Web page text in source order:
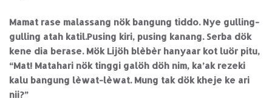
Mamat rase malassang nök bangung tiddo. Nye gulling-
gulling atah katil.Pusing kiri, pusing kanang. Serba dök
kene dia berase. Mök Lijöh blèbèr hanyaar kot luör pitu,
“Mat! Matahari nök tinggi galöh döh nim, ka’ak rezeki
kalu bangung lèwat-lèwat. Mung tak dök kheje ke ari
nii?”